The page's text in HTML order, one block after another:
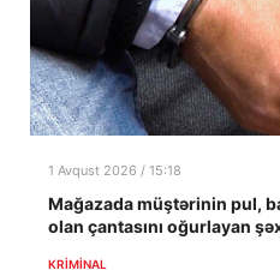
1 Avqust 2026 / 15:18
Mağazada müştərinin pul,
olan çantasını oğurlayan
KRIMINAL